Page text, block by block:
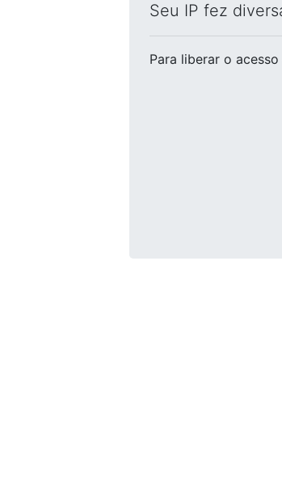
Seu IP fez
Para liberar o acesso